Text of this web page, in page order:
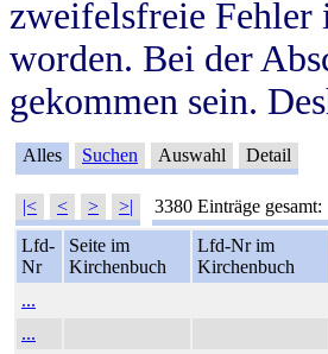
zweifelsfreie
worden. Bei der
gekommen sein.
Alles Suchen Auswahl Detail
|< < > >| 3380 Einträge gesamt:
Lfd-
Nr
Seite im
Kirchenbuch
Lfd-Nr im
Kirchenbuch
...
...